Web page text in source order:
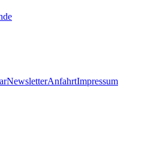
NewsletterAnfahrtImpressum